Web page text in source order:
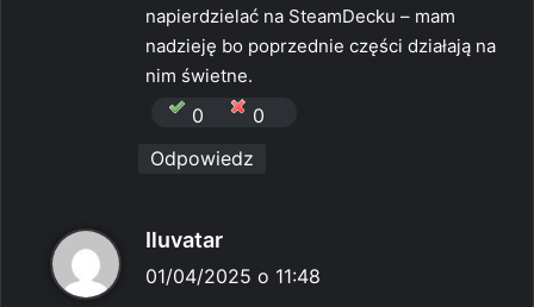
napierdzielać na SteamDecku – mam
nadzieję bo poprzednie części działają na
nim świetne.
0
0
Odpowiedz
Iluvatar
i
01/04/2025 o 11:48